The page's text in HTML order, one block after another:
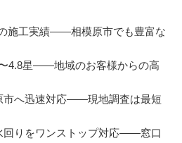
施工実績——相模原市でも豊富な
4.8星——地域のお客様からの高
市へ迅速対応——現地調査は最短
回りをワンストップ対応——窓口